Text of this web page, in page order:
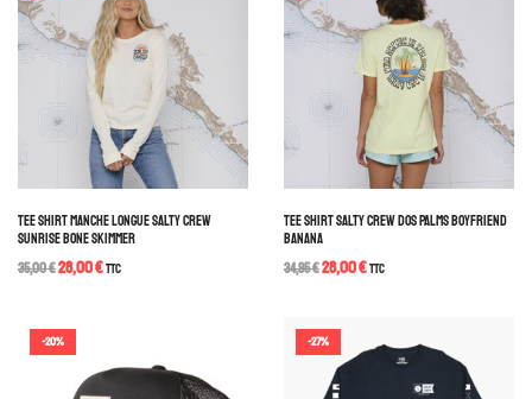
TEE SHIRT MANCHE LONGUE SALTY CREW
SUNRISE BONE SKIMMER
35,00€28,00€TTC
TEE SHIRT SALTY CREW DOS PALMS BOYFRIEND
BANANA
34,95€28,00€TTC
-20% -27%